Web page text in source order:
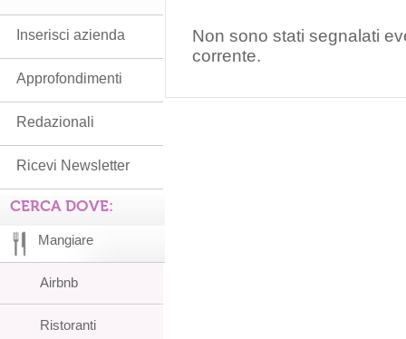
Non sono stati segnalati
corrente.
Inserisci azienda
Approfondimenti
Redazionali
Ricevi Newsletter
CERCA DOVE:
Mangiare
Airbnb
Ristoranti